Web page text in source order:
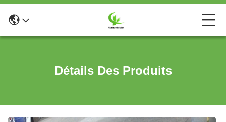
Détails Des Produits